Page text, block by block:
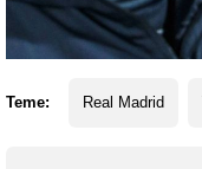
Teme: Real Madrid